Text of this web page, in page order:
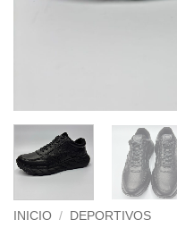
INICIO / DEPORTIVOS